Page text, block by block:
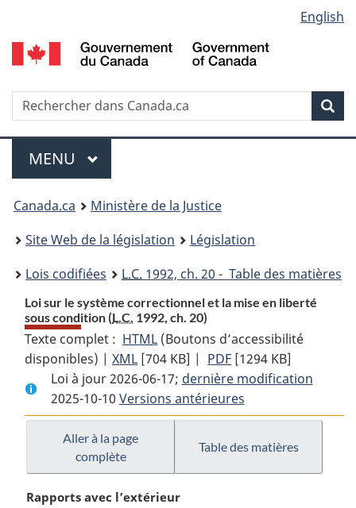
au
contenu
propos
de
la
HTML
simplifiée
selection
English
Recherche
Menu
MENU PRINCIPAL
You
are
here:
Canada.ca
Ministère de la Justice
Site Web de la législation
Législation
Lois codifiées
L.C. 1992, ch. 20 - Table des matières
Loi sur le système correctionnel et la mise en liberté
sous condition (L.C. 1992, ch. 20)
Texte complet : HTML Texte
complet
:
Loi
sur
correctionnel
et
(Boutons d’accessibilité
disponibles) |XML Texte
complet
:
Loi
sur
système
correctionnel
[704 KB] | PDF Texte
complet
:
Loi
système
[1294 KB]
Loi à jour 2026-06-17; dernière modification
2025-10-10 Versions antérieures
Aller à la page
complète
Table des matières
N
Rapports avec l’extérieur